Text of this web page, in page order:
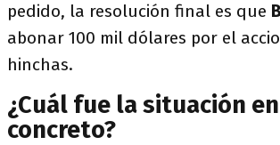
pedido, la resolución final es que
abonar 100 mil dólares por el
hinchas.
¿Cuál fue la situación en
concreto?